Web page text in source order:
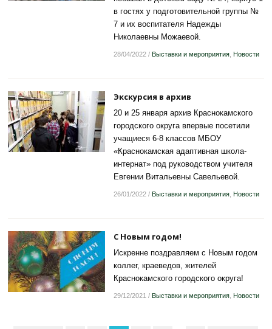
в гостях у подготовительной группы №
7 и их воспитателя Надежды
Николаевны Можаевой.
28/04/2022/ Выставки и мероприятия, Новости
Экскурсия в архив
20 и 25 января архив Краснокамского
городского округа впервые посетили
учащиеся 6-8 классов МБОУ
«Краснокамская адаптивная школа-
интернат» под руководством учителя
Евгении Витальевны Савельевой.
26/01/2022/ Выставки и мероприятия, Новости
С Новым годом!
Искренне поздравляем с Новым годом
коллег, краеведов, жителей
Краснокамского городского округа!
29/12/2021 / Выставки и мероприятия, Новости